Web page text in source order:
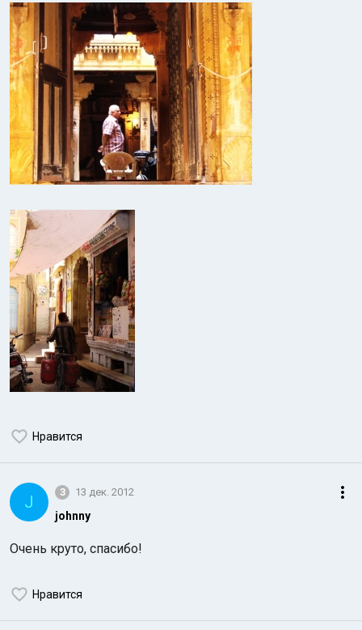
Нравится
J 3 13 дек. 2012
johnny
Очень круто, спасибо!
Нравится